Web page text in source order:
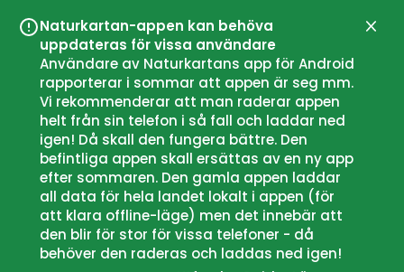
Naturkartan-appen kan behöva
uppdateras för vissa användare
Användare av Naturkartans app för Android
rapporterar i sommar att appen är seg mm.
Vi rekommenderar att man raderar appen
helt från sin telefon i så fall och laddar ned
igen! Då skall den fungera bättre. Den
befintliga appen skall ersättas av en ny app
efter sommaren. Den gamla appen laddar
all data för hela landet lokalt i appen (för
att klara offline-läge) men det innebär att
den blir för stor för vissa telefoner - då
behöver den raderas och laddas ned igen!